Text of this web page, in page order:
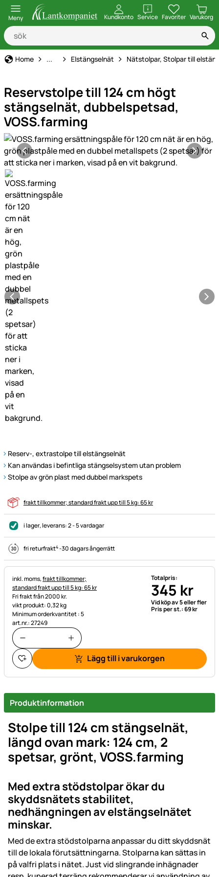
Meny Kundkonto ServiceöppnaFavoriter Varukorg
Home Elstängsel
... Elstängselnät Nätstolpar, Stolpar till
Reservstolpe till 124 cm högt
stängselnät, dubbelspetsad,
VOSS.farming
Produktgaleri
Reserv-, extrastolpe till elstängselnät
Kan användas i befintliga stängselsystem utan problem
Stolpe av grön plast med dubbel markspets
frakt tillkommer; standard frakt upp till 5 kg: 65 kr
i lager, leverans:2 - 5 vardagar
fri returfrakt4-30 dagars ångerrätt
Skatteinformation:
inkl. moms,frakt tillkommer;
standard frakt upp till 5 kg: 65 kr
Fri frakt från 2000 kr.
vikt produkt: 0,32 kg
Minimum orderkvantitet : 5
art.nr.: 27249
Totalpris:
345 kr
Vid köp av 5 eller fler
Pris per st.:69kr
Lägg till i varukorgen
Produktinformation
Stolpe till 124 cm stängselnät,
längd ovan mark: 124 cm, 2
spetsar, grönt, VOSS.farming
Med extra stödstolpar ökar du
skyddsnätets stabilitet,
nedhängningen av elstängselnätet
minskar.
Med de extra stödstolparna anpassar du ditt skyddsnät
till de lokala förutsättningarna. Stolparna kan sättas in
på valfri plats i nätet. Just vid slingrande inhägnader